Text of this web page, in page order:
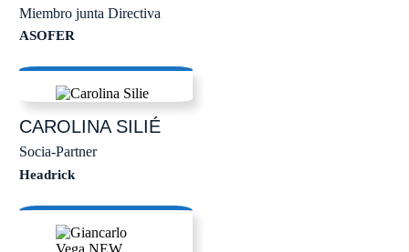
Miembro junta Directiva
ASOFER
CAROLINASILIÉ
Socia-Partner
Headrick